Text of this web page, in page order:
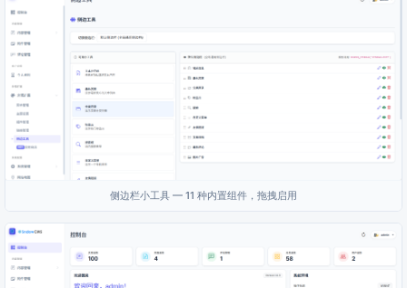
侧边栏小工具 — 11 种内置组件，拖拽启用